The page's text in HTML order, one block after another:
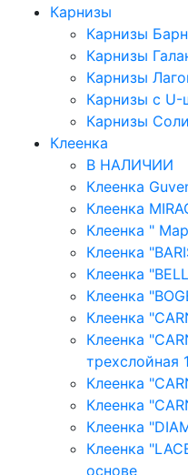
Карнизы
Карнизы
Карнизы
Карнизы
Карнизы с
Карнизы
Клеенка
В НАЛИЧИИ
Клеенка
Клеенка
Клеенка "
Клеенка
Клеенка
Клеенка
Клеенка
Клеенка
трехслойная
Клеенка
Клеенка
Клеенка
Клеенка
основе